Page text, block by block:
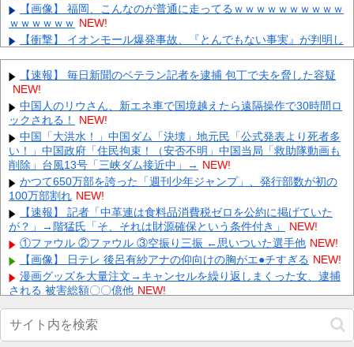
【画像】 福岡、こんなのが普通に走ってるｗｗｗｗｗｗｗｗｗｗ
ｗｗｗｗｗｗ NEW!
【衝撃】 イオンモール爆発事故、『とんでもない事実』が判明し
【ＧＪ】 クラスに迷惑な池沼がいた。リーダー格のＡ「なんで支
援学級に入れないんですか？」先生「背の高い低いと同じで、こ
れ...
NEW!
【画像】元AKBこじはる(34)、ブツブツ加工で大暴れww身体はめ
っちゃいいのにな・・・ 他
NEW!
恋愛･婚活アドバイザー･植草美幸が｢結婚したいけど行動しない
人が7割｣の心理や背景を分析 解決策はあるのか？ 他 NEW!
【ホロライブ】ホロドリ石配布渋くね？ 他 NEW!
【画像】『ニセコイ』作者の最新イラストがこちら！令和でも余
裕で通用してしまうｗｗｗｗ 他 NEW!
東京ヤクルトスワローズ月別勝率、限界突破ｗｗｗｗｗｗｗ 他
NEW!
【画像】 日産が社運をかけて発売するSUVｗｗｗｗｗｗｗ
NEW!
義兄嫁が自宅をサロンにして姪を毎日ウトメへ預ける生活に。数
年後、そのツケが一気に回ってきて… NEW!
Powered by livedoor 相互RSS
【速報】 毎日新聞のベテラン記者を逮捕 包丁で夫を脅した容疑
NEW!
中国人のリウさん、新エネ車で国境越えたら遠隔操作で30時間ロ
ックされる！
NEW!
中国「大洪水！」中国ダム「決壊」地元民「公式発表より死者多
い！」中国政府「住民拘束！（安否不明」中国当局「救助隊動画も
削除」台風13号「三峡ダム接近中」→ NEW!
かつて650万部を誇った「週刊少年ジャンプ」、発行部数が初の
100万部割れ NEW!
【速報】 記者「中革連は食料品消費税ゼロを公約に掲げていた
が？」→階猛氏「そ、それは財源確保という条件付き」
NEW!
①ファウル ②ファウル ③空振り三振 ←思いついた選手他 NEW!
【画像】 日テレ 後呂有紗アナの仰向けの胸がエ●チすぎる NEW!
漫画グッズを大量注文→キャンセルを繰り返しまくった女、逮捕
される 被害総額〇〇億他 NEW!
【画像】 NHKさん、可愛すぎる100メートルJKのお尻をモロ映し
NEW!
【速報】農家、キレる「高市総理には愛想尽かした今年でやめる